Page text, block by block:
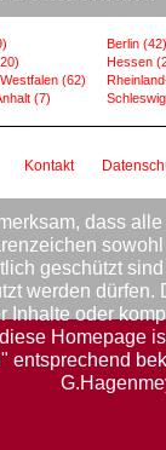
Berlin (42)
Hessen
(62)
(7)
Kontakt
dass
geschützt
werden
Inhalte oder
Homepage
entsprechend